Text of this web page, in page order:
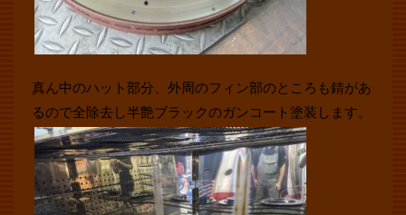
真ん中のハット部分、外周のフィン部のところも錆があ
るので全除去し半艶ブラックのガンコート塗装します。